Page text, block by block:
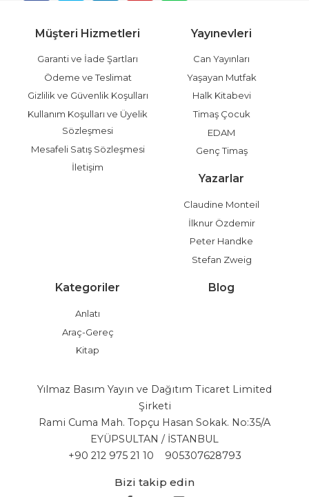
Müşteri Hizmetleri
Garanti ve İade Şartları
Ödeme ve Teslimat
Gizlilik ve Güvenlik Koşulları
Kullanım Koşulları ve Üyelik
Sözleşmesi
Mesafeli Satış Sözleşmesi
İletişim
Yayınevleri
Can Yayınları
Yaşayan Mutfak
Halk Kitabevi
Timaş Çocuk
EDAM
Genç Timaş
Yazarlar
Claudine Monteil
İlknur Özdemir
Peter Handke
Stefan Zweig
Kategoriler
Anlatı
Araç-Gereç
Kitap
Blog
Yılmaz Basım Yayın ve Dağıtım Ticaret Limited
Şirketi
Rami Cuma Mah. Topçu Hasan Sokak. No:35/A
EYÜPSULTAN / İSTANBUL
+90 212 975 21 10
905307628793
Bizi takip edin